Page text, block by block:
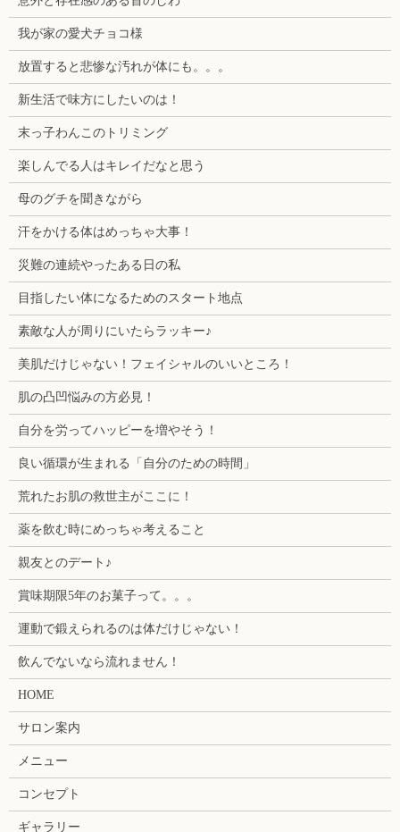
我が家の愛犬チョコ様
放置すると悲惨な汚れが体にも。。。
新生活で味方にしたいのは！
末っ子わんこのトリミング
楽しんでる人はキレイだなと思う
母のグチを聞きながら
汗をかける体はめっちゃ大事！
災難の連続やったある日の私
目指したい体になるためのスタート地点
素敵な人が周りにいたらラッキー♪
美肌だけじゃない！フェイシャルのいいところ！
肌の凸凹悩みの方必見！
自分を労ってハッピーを増やそう！
良い循環が生まれる「自分のための時間」
荒れたお肌の救世主がここに！
薬を飲む時にめっちゃ考えること
親友とのデート♪
賞味期限5年のお菓子って。。。
運動で鍛えられるのは体だけじゃない！
飲んでないなら流れません！
HOME
サロン案内
メニュー
コンセプト
ギャラリー